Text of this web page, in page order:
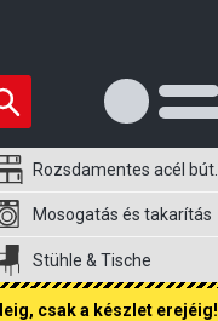
Rozsdamentes acél bútorok
Mosogatás és takarítás
Stühle & Tische
csak a készlet erejéig!